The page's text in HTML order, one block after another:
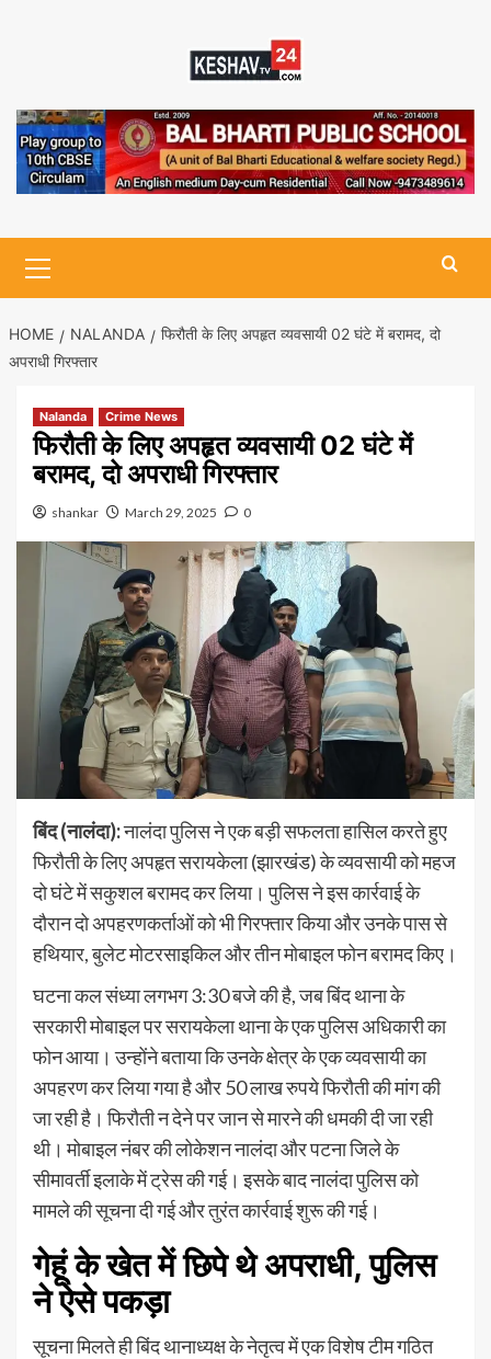
Menu
HOME NALANDA
फिरौती के लिए अपहृत व्यवसायी 02 घंटे में बरामद, दो
अपराधी गिरफ्तार
Nalanda Crime News
फिरौती के लिए अपहृत व्यवसायी 02 घंटे में
बरामद, दो अपराधी गिरफ्तार
shankar March 29, 2025 0
बिंद (नालंदा):नालंदा पुलिस ने एक बड़ी सफलता हासिल करते हुए
फिरौती के लिए अपहृत सरायकेला (झारखंड) के व्यवसायी को महज
दो घंटे में सकुशल बरामद कर लिया। पुलिस ने इस कार्रवाई के
दौरान दो अपहरणकर्ताओं को भी गिरफ्तार किया और उनके पास से
हथियार, बुलेट मोटरसाइकिल और तीन मोबाइल फोन बरामद किए।
घटना कल संध्या लगभग 3:30 बजे की है, जब बिंद थाना के
सरकारी मोबाइल पर सरायकेला थाना के एक पुलिस अधिकारी का
फोन आया। उन्होंने बताया कि उनके क्षेत्र के एक व्यवसायी का
अपहरण कर लिया गया है और 50 लाख रुपये फिरौती की मांग की
जा रही है। फिरौती न देने पर जान से मारने की धमकी दी जा रही
थी। मोबाइल नंबर की लोकेशन नालंदा और पटना जिले के
सीमावर्ती इलाके में ट्रेस की गई। इसके बाद नालंदा पुलिस को
मामले की सूचना दी गई और तुरंत कार्रवाई शुरू की गई।
गेहूं के खेत में छिपे थे अपराधी, पुलिस
ने ऐसे पकड़ा
सूचना मिलते ही बिंद थानाध्यक्ष के नेतृत्व में एक विशेष टीम गठित